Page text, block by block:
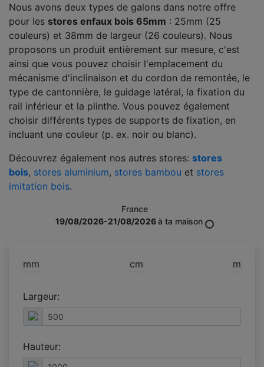
Nous avons deux types de galons dans notre offre
pour les stores enfaux bois 65mm : 25mm (25
couleurs) et 38mm de largeur (26 couleurs). Nous
proposons un produit entièrement sur mesure, c'est
ainsi que vous pouvez choisir l'emplacement du
mécanisme d'inclinaison et du cordon de remontée, le
type de cantonnière, le guidage latéral, la fixation du
rail inférieur et la plinthe. Vous pouvez également
choisir différents types de supports de fixation, en
incluant une couleur (p. ex. noir ou blanc).
Découvrez également nos autres stores: stores
bois, stores aluminium, stores bambou et stores
imitation bois.
France
19/08/2026-21/08/2026à ta maison
mm cm m
Largeur:
Hauteur: